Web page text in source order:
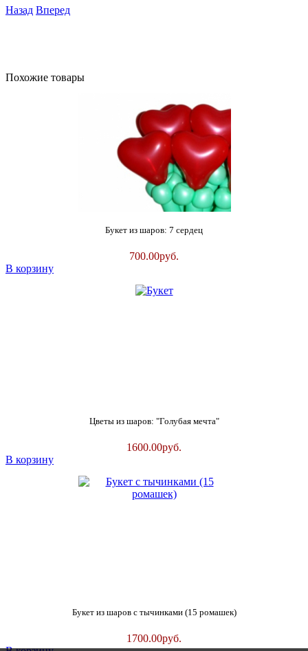
Назад Вперед
Похожие товары
Букет из шаров: 7 сердец
700.00руб.
В корзину
Цветы из шаров: "Голубая мечта"
1600.00руб.
В корзину
Букет из шаров с тычинками (15 ромашек)
1700.00руб.